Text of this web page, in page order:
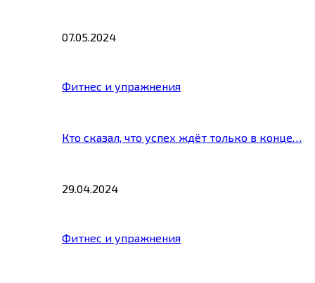
07.05.2024
Фитнес и упражнения
Кто сказал, что успех ждёт только в конце…
29.04.2024
Фитнес и упражнения